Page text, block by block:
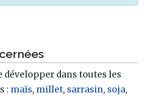
développer dans toutes les
: maïs, millet, sarrasin, soja,